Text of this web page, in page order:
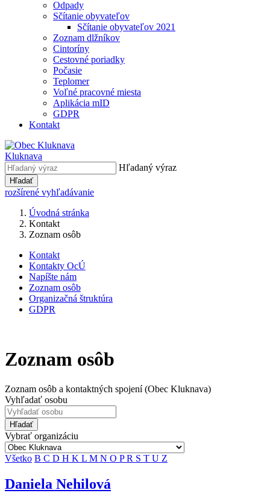
Odpady
Sčítanie obyvateľov
Sčítanie obyvateľov 2021
Zoznam dlžníkov
Cintoríny
Cestovné poriadky
Počasie
Teplomer
Voľné pracovné miesta
Aplikácia mID
GDPR
Kontakt
Kluknava
Hľadaný výraz
Hľadať
rozšírené vyhľadávanie
Úvodná stránka
Kontakt
Zoznam osôb
Kontakt
Kontakty OcÚ
Napíšte nám
Zoznam osôb
Organizačná štruktúra
GDPR
Zoznam osôb
Zoznam osôb a kontaktných spojení (Obec Kluknava)
Vyhľadať osobu
Hľadať
Vybrať organizáciu
Všetko B C D H K L M N O PR S T U Z
Daniela Nehilová